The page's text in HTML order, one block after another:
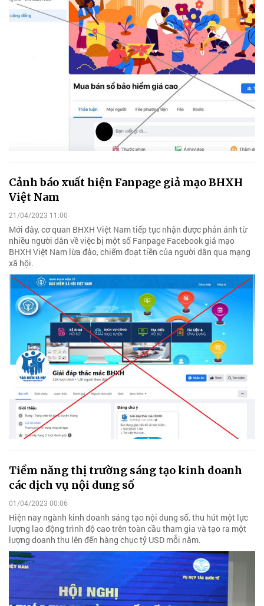
Cảnh báo xuất hiện Fanpage giả mạo BHXH
Việt Nam
21/04/2023 11:00
Mới đây, cơ quan BHXH Việt Nam tiếp tục nhận được phản ánh từ
nhiều người dân về việc bị một số Fanpage Facebook giả mạo
BHXH Việt Nam lừa đảo, chiếm đoạt tiền của người dân qua mạng
xã hội.
Tiềm năng thị trường sáng tạo kinh doanh
các dịch vụ nội dung số
01/04/2023 00:06
Hiện nay ngành kinh doanh sáng tạo nội dung số, thu hút một lực
lượng lao động trình độ cao trên toàn cầu tham gia và tạo ra một
lượng doanh thu lên đến hàng chục tỷ USD mỗi năm.